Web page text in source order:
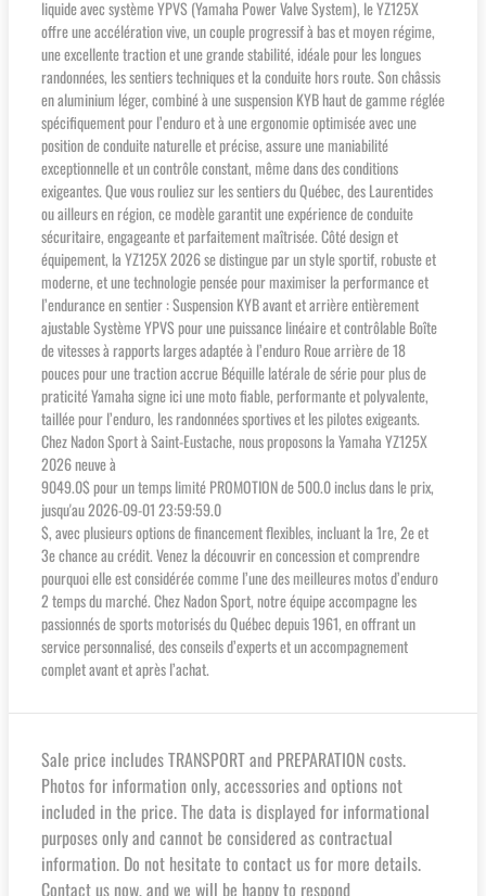
liquide avec système YPVS (Yamaha Power Valve System), le YZ125X
offre une accélération vive, un couple progressif à bas et moyen régime,
une excellente traction et une grande stabilité, idéale pour les longues
randonnées, les sentiers techniques et la conduite hors route. Son châssis
en aluminium léger, combiné à une suspension KYB haut de gamme réglée
spécifiquement pour l’enduro et à une ergonomie optimisée avec une
position de conduite naturelle et précise, assure une maniabilité
exceptionnelle et un contrôle constant, même dans des conditions
exigeantes. Que vous rouliez sur les sentiers du Québec, des Laurentides
ou ailleurs en région, ce modèle garantit une expérience de conduite
sécuritaire, engageante et parfaitement maîtrisée. Côté design et
équipement, la YZ125X 2026 se distingue par un style sportif, robuste et
moderne, et une technologie pensée pour maximiser la performance et
l’endurance en sentier : Suspension KYB avant et arrière entièrement
ajustable Système YPVS pour une puissance linéaire et contrôlable Boîte
de vitesses à rapports larges adaptée à l’enduro Roue arrière de 18
pouces pour une traction accrue Béquille latérale de série pour plus de
praticité Yamaha signe ici une moto fiable, performante et polyvalente,
taillée pour l’enduro, les randonnées sportives et les pilotes exigeants.
Chez Nadon Sport à Saint-Eustache, nous proposons la Yamaha YZ125X
2026 neuve à
9049.0$ pour un temps limité PROMOTION de 500.0 inclus dans le prix,
jusqu'au 2026-09-01 23:59:59.0
$, avec plusieurs options de financement flexibles, incluant la 1re, 2e et
3e chance au crédit. Venez la découvrir en concession et comprendre
pourquoi elle est considérée comme l’une des meilleures motos d’enduro
2 temps du marché. Chez Nadon Sport, notre équipe accompagne les
passionnés de sports motorisés du Québec depuis 1961, en offrant un
service personnalisé, des conseils d’experts et un accompagnement
complet avant et après l’achat.
Sale price includes TRANSPORT and PREPARATION costs.
Photos for information only, accessories and options not
included in the price. The data is displayed for informational
purposes only and cannot be considered as contractual
information. Do not hesitate to contact us for more details.
Contact us now, and we will be happy to respond